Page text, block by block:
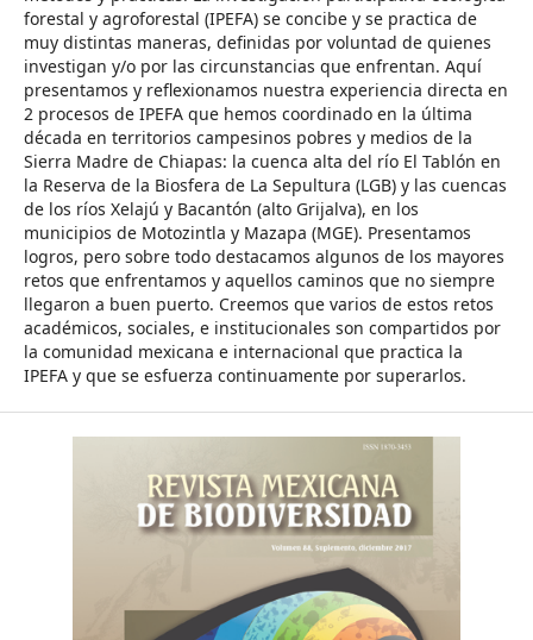
forestal y agroforestal (IPEFA) se concibe y se practica de
muy distintas maneras, definidas por voluntad de quienes
investigan y/o por las circunstancias que enfrentan. Aquí
presentamos y reflexionamos nuestra experiencia directa en
2 procesos de IPEFA que hemos coordinado en la última
década en territorios campesinos pobres y medios de la
Sierra Madre de Chiapas: la cuenca alta del río El Tablón en
la Reserva de la Biosfera de La Sepultura (LGB) y las cuencas
de los ríos Xelajú y Bacantón (alto Grijalva), en los
municipios de Motozintla y Mazapa (MGE). Presentamos
logros, pero sobre todo destacamos algunos de los mayores
retos que enfrentamos y aquellos caminos que no siempre
llegaron a buen puerto. Creemos que varios de estos retos
académicos, sociales, e institucionales son compartidos por
la comunidad mexicana e internacional que practica la
IPEFA y que se esfuerza continuamente por superarlos.